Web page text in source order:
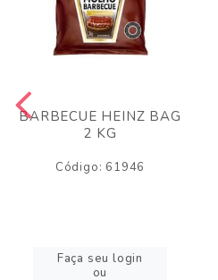
BARBECUE HEINZ BAG
2 KG
Código: 61946
Faça seu login
ou